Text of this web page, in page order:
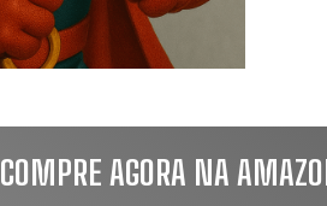
COMPRE AGORA NA